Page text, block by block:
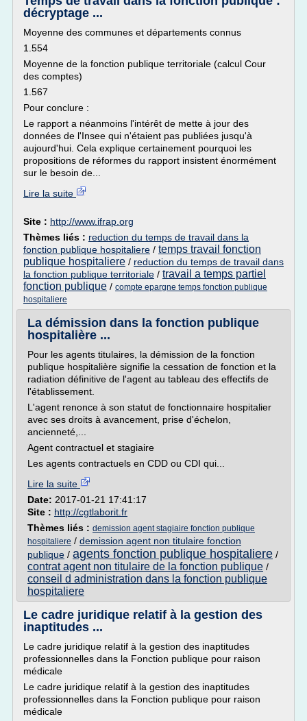
décryptage ...
Moyenne des communes et départements connus
1.554
Moyenne de la fonction publique territoriale (calcul Cour
des comptes)
1.567
Pour conclure :
Le rapport a néanmoins l'intérêt de mette à jour des
données de l'Insee qui n'étaient pas publiées jusqu'à
aujourd'hui. Cela explique certainement pourquoi les
propositions de réformes du rapport insistent énormément
sur le besoin de...
Lire la suite
Site : http://www.ifrap.org
Thèmes liés : reduction du temps de travail dans la
fonction publique hospitaliere / temps travail fonction
publique hospitaliere / reduction du temps de travail dans
la fonction publique territoriale / travail a temps partiel
fonction publique / compte epargne temps fonction publique
hospitaliere
La démission dans la fonction publique
hospitalière ...
Pour les agents titulaires, la démission de la fonction
publique hospitalière signifie la cessation de fonction et la
radiation définitive de l'agent au tableau des effectifs de
l'établissement.
L'agent renonce à son statut de fonctionnaire hospitalier
avec ses droits à avancement, prise d'échelon,
ancienneté,...
Agent contractuel et stagiaire
Les agents contractuels en CDD ou CDI qui...
Lire la suite
Date: 2017-01-21 17:41:17
Site : http://cgtlaborit.fr
Thèmes liés : demission agent stagiaire fonction publique
hospitaliere / demission agent non titulaire fonction
publique / agents fonction publique hospitaliere /
contrat agent non titulaire de la fonction publique /
conseil d administration dans la fonction publique
hospitaliere
Le cadre juridique relatif à la gestion des
inaptitudes ...
Le cadre juridique relatif à la gestion des inaptitudes
professionnelles dans la Fonction publique pour raison
médicale
Le cadre juridique relatif à la gestion des inaptitudes
professionnelles dans la Fonction publique pour raison
médicale